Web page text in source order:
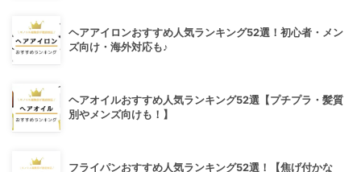
ヘアアイロンおすすめ人気ランキング52選！初心者・メン
ズ向け・海外対応も♪
ヘアオイルおすすめ人気ランキング52選【プチプラ・髪質
別やメンズ向けも！】
フライパンおすすめ人気ランキング52選！【焦げ付かな